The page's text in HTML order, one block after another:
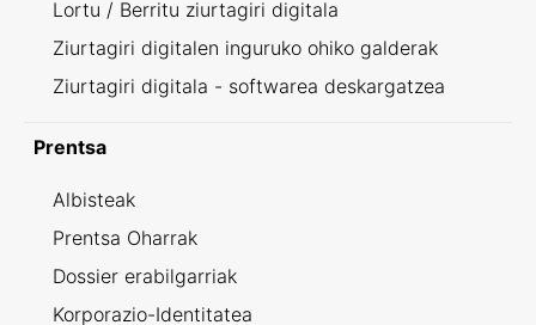
Lortu / Berritu ziurtagiri digitala
Ziurtagiri digitalen inguruko ohiko galderak
Ziurtagiri digitala - softwarea deskargatzea
Prentsa
Albisteak
Prentsa Oharrak
Dossier erabilgarriak
Korporazio-Identitatea